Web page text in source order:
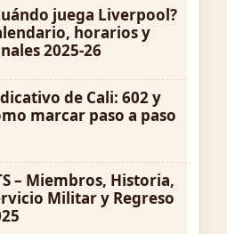
juega Liverpool?
horarios y
2025-26
de Cali: 602 y
marcar paso a paso
– Miembros, Historia,
Militar y Regreso